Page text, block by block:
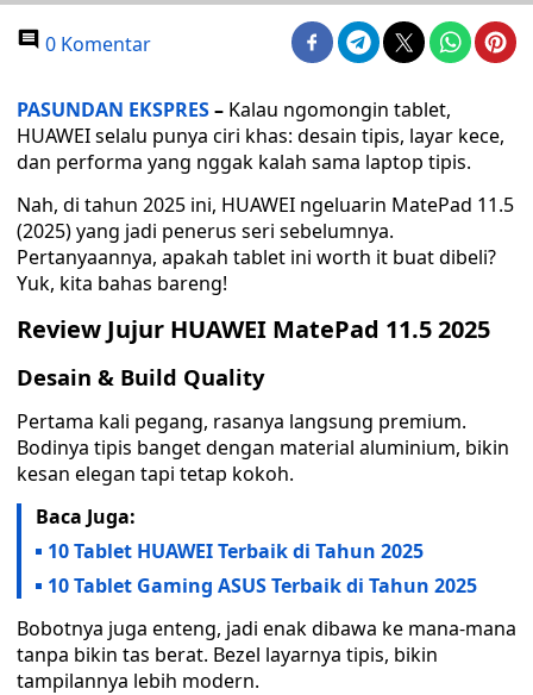
0 Komentar
PASUNDAN EKSPRES– Kalau ngomongin tablet,
HUAWEI selalu punya ciri khas: desain tipis, layar kece,
dan performa yang nggak kalah sama laptop tipis.
Nah, di tahun 2025 ini, HUAWEI ngeluarin MatePad 11.5
(2025) yang jadi penerus seri sebelumnya.
Pertanyaannya, apakah tablet ini worth it buat dibeli?
Yuk, kita bahas bareng!
Review Jujur HUAWEI MatePad 11.5 2025
Desain & Build Quality
Pertama kali pegang, rasanya langsung premium.
Bodinya tipis banget dengan material aluminium, bikin
kesan elegan tapi tetap kokoh.
Baca Juga:
10 Tablet HUAWEI Terbaik di Tahun 2025
10 Tablet Gaming ASUS Terbaik di Tahun 2025
Bobotnya juga enteng, jadi enak dibawa ke mana-mana
tanpa bikin tas berat. Bezel layarnya tipis, bikin
tampilannya lebih modern.